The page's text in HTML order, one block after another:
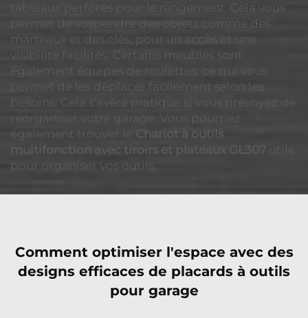
tableaux perforés pour le rangement. Cela vous
permet de suspendre des objets comme des
marteaux et des clés, pour un accès et une
visibilité facilités. Certains meubles sont
également équipés de roulettes, ce qui vous
permet de les déplacer facilement selon les
besoins. Cela s'avère pratique si vous prévoyez de
réorganiser votre garage. Vous pourriez
également trouver le Chariot à outils
multifonction avec tiroirs et plateaux GL307
pour organiser vos outils.
Comment optimiser l'espace avec des
designs efficaces de placards à outils
pour garage